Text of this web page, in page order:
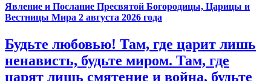
Явление и Послание Пресвятой Богородицы, Царицы и
Вестницы Мира 2 августа 2026 года
Будьте любовью! Там, где царит лишь
ненависть, будьте миром. Там, где
царят лишь смятение и война, будьте